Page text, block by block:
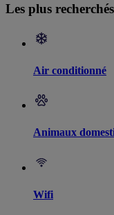
Les plus recherchés
Air conditionné
Animaux
Wifi